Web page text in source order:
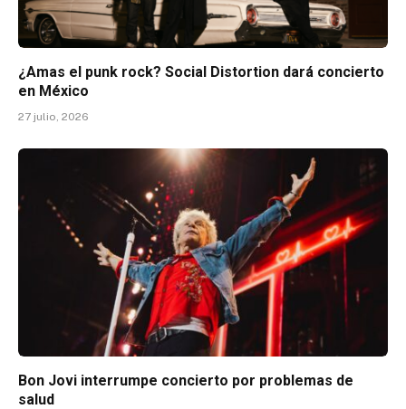
¿Amas el punk rock? Social Distortion dará concierto
en México
27 julio, 2026
Bon Jovi interrumpe concierto por problemas de
salud